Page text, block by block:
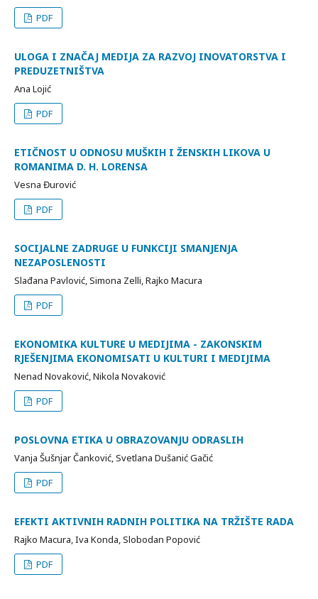
PDF
ULOGA I ZNAČAJ MEDIJA ZA RAZVOJ INOVATORSTVA I
PREDUZETNIŠTVA
Ana Lojić
PDF
ETIČNOST U ODNOSU MUŠKIH I ŽENSKIH LIKOVA U
ROMANIMA D. H. LORENSA
Vesna Đurović
PDF
SOCIJALNE ZADRUGE U FUNKCIJI SMANJENJA
NEZAPOSLENOSTI
Slađana Pavlović, Simona Zelli, Rajko Macura
PDF
EKONOMIKA KULTURE U MEDIJIMA - ZAKONSKIM
RJEŠENJIMA EKONOMISATI U KULTURI I MEDIJIMA
Nenad Novaković, Nikola Novaković
PDF
POSLOVNA ETIKA U OBRAZOVANJU ODRASLIH
Vanja Šušnjar Čanković, Svetlana Dušanić Gačić
PDF
EFEKTI AKTIVNIH RADNIH POLITIKA NA TRŽIŠTE RADA
Rajko Macura, Iva Konda, Slobodan Popović
PDF